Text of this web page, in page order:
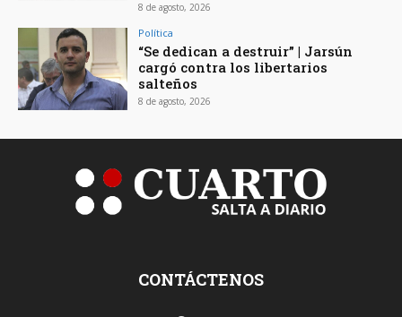
8 de agosto, 2026
Política
“Se dedican a destruir” | Jarsún
cargó contra los libertarios
salteños
8 de agosto, 2026
CONTÁCTENOS